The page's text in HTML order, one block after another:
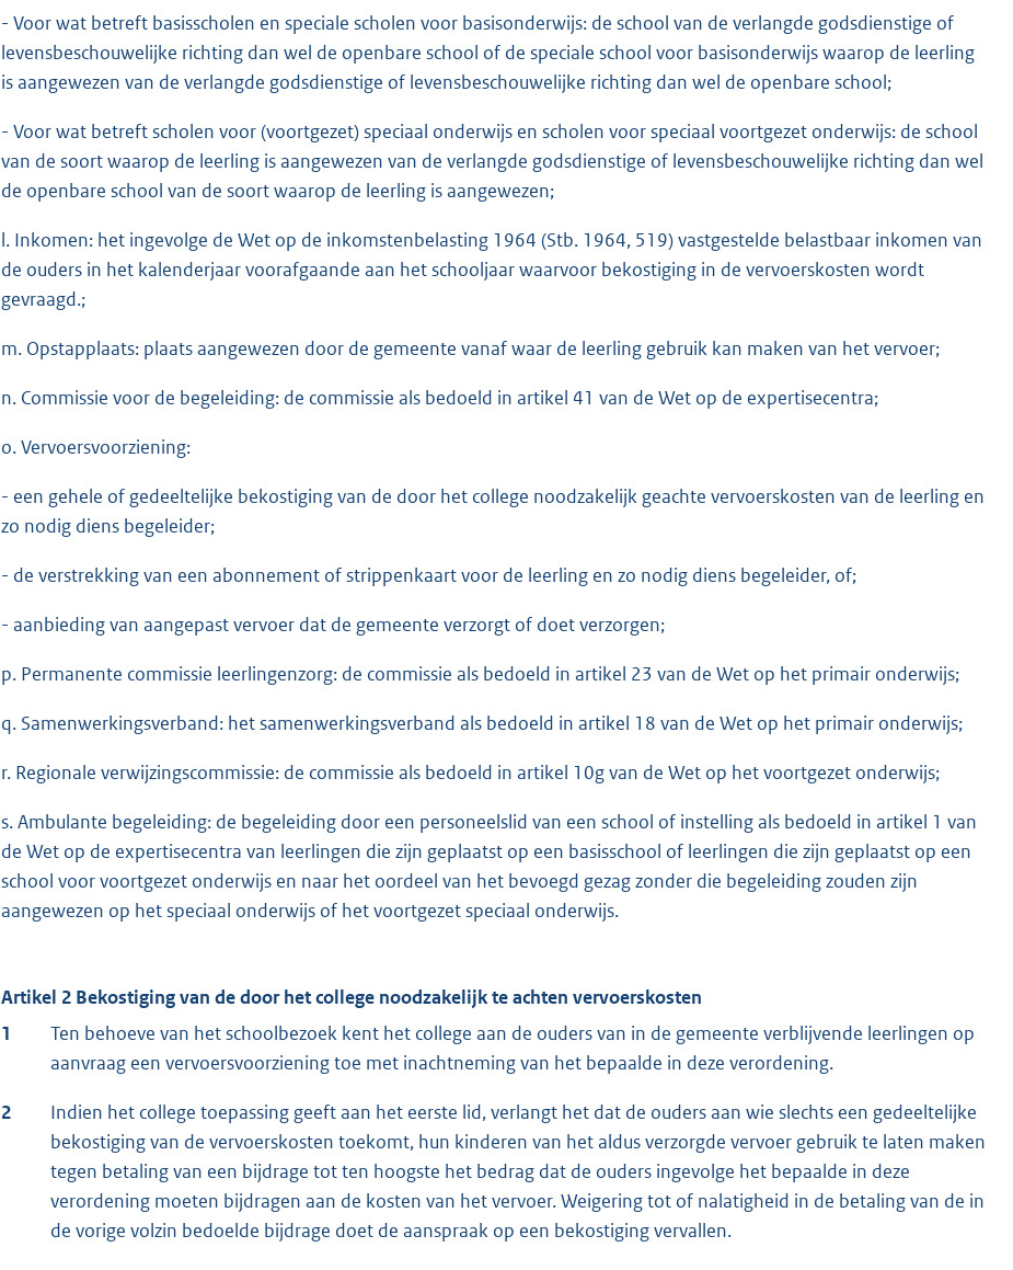
- Voor wat betreft basisscholen en speciale scholen voor basisonderwijs: de school van de verlangde godsdienstige of
levensbeschouwelijke richting dan wel de openbare school of de speciale school voor basisonderwijs waarop de leerling
is aangewezen van de verlangde godsdienstige of levensbeschouwelijke richting dan wel de openbare school;
- Voor wat betreft scholen voor (voortgezet) speciaal onderwijs en scholen voor speciaal voortgezet onderwijs: de school
van de soort waarop de leerling is aangewezen van de verlangde godsdienstige of levensbeschouwelijke richting dan wel
de openbare school van de soort waarop de leerling is aangewezen;
l. Inkomen: het ingevolge de Wet op de inkomstenbelasting 1964 (Stb. 1964, 519) vastgestelde belastbaar inkomen van
de ouders in het kalenderjaar voorafgaande aan het schooljaar waarvoor bekostiging in de vervoerskosten wordt
gevraagd.;
m. Opstapplaats: plaats aangewezen door de gemeente vanaf waar de leerling gebruik kan maken van het vervoer;
n. Commissie voor de begeleiding: de commissie als bedoeld in artikel 41 van de Wet op de expertisecentra;
o. Vervoersvoorziening:
- een gehele of gedeeltelijke bekostiging van de door het college noodzakelijk geachte vervoerskosten van de leerling en
zo nodig diens begeleider;
- de verstrekking van een abonnement of strippenkaart voor de leerling en zo nodig diens begeleider, of;
- aanbieding van aangepast vervoer dat de gemeente verzorgt of doet verzorgen;
p. Permanente commissie leerlingenzorg: de commissie als bedoeld in artikel 23 van de Wet op het primair onderwijs;
q. Samenwerkingsverband: het samenwerkingsverband als bedoeld in artikel 18 van de Wet op het primair onderwijs;
r. Regionale verwijzingscommissie: de commissie als bedoeld in artikel 10g van de Wet op het voortgezet onderwijs;
s. Ambulante begeleiding: de begeleiding door een personeelslid van een school of instelling als bedoeld in artikel 1 van
de Wet op de expertisecentra van leerlingen die zijn geplaatst op een basisschool of leerlingen die zijn geplaatst op een
school voor voortgezet onderwijs en naar het oordeel van het bevoegd gezag zonder die begeleiding zouden zijn
aangewezen op het speciaal onderwijs of het voortgezet speciaal onderwijs.
Artikel 2 Bekostiging van de door het college noodzakelijk te achten vervoerskosten
1
Ten behoeve van het schoolbezoek kent het college aan de ouders van in de gemeente verblijvende leerlingen op
aanvraag een vervoersvoorziening toe met inachtneming van het bepaalde in deze verordening.
2
Indien het college toepassing geeft aan het eerste lid, verlangt het dat de ouders aan wie slechts een gedeeltelijke
bekostiging van de vervoerskosten toekomt, hun kinderen van het aldus verzorgde vervoer gebruik te laten maken
tegen betaling van een bijdrage tot ten hoogste het bedrag dat de ouders ingevolge het bepaalde in deze
verordening moeten bijdragen aan de kosten van het vervoer. Weigering tot of nalatigheid in de betaling van de in
de vorige volzin bedoelde bijdrage doet de aanspraak op een bekostiging vervallen.